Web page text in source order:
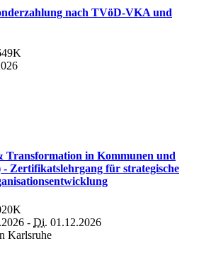
nach TVöD-VKA und
Transformation in Kommunen und
Zertifikatslehrgang für strategische
- Di. 01.12.2026
Karlsruhe